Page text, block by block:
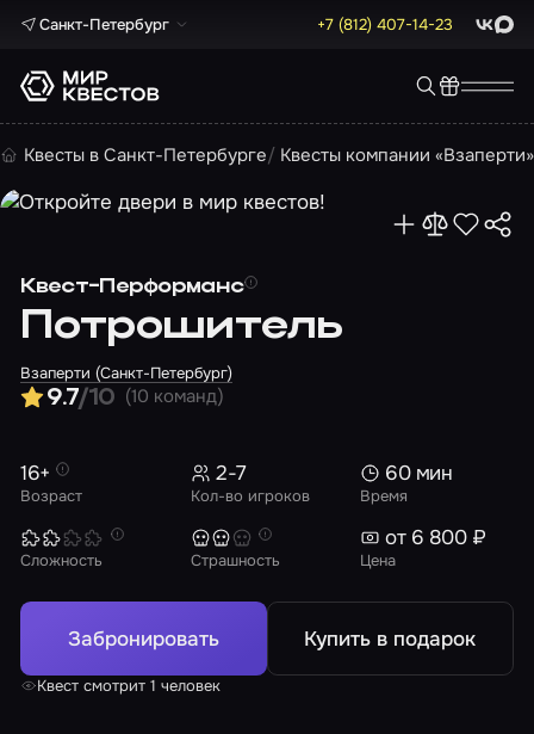
Санкт-Петербург +7 (812) 407-14-23 Max
Квесты в Санкт-Петербурге Квесты компании «Взаперти»
Квест-Перформанс
Потрошитель
Взаперти (Санкт-Петербург)
9.7/10 (10 команд)
Возраст
16+
Кол-во игроков
2-7
Время
60 мин
Сложность Страшность Цена
от 6 800 ₽
Забронировать Купить в подарок
Квест смотрит 1 человек